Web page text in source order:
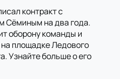
контракт с
Сёминым на два года.
оборону команды и
площадке Ледового
Узнайте больше о его